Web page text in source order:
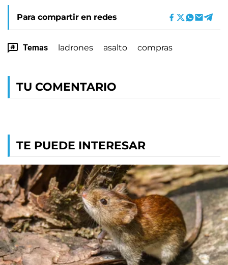
Para compartir en redes
Temas ladrones asalto compras
TU COMENTARIO
TE PUEDE INTERESAR